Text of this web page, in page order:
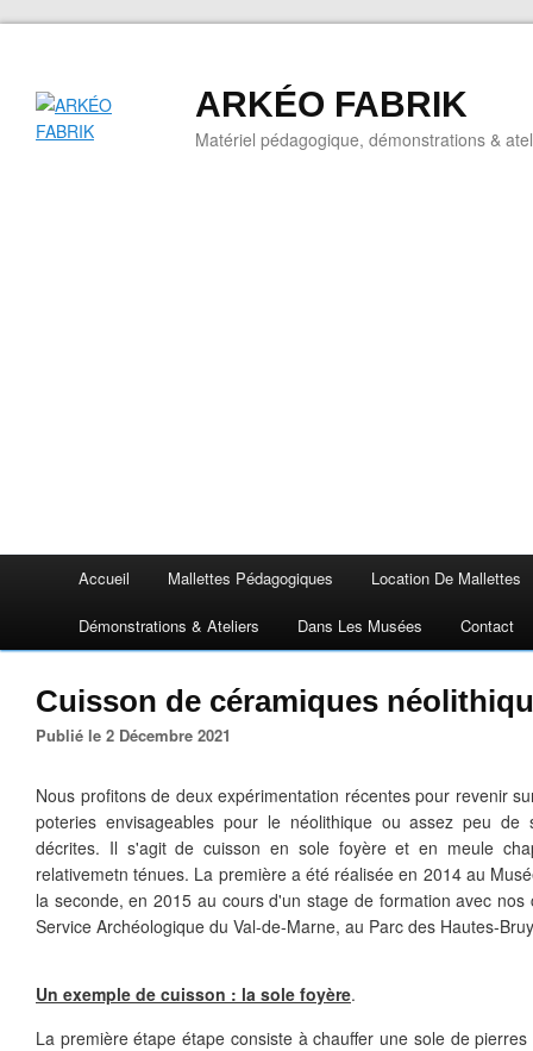
ARKÉO FABRIK
Matériel pédagogique, démonstrations &
Accueil Mallettes Pédagogiques Location De Mallettes
Démonstrations & Ateliers Dans Les Musées Contact
Cuisson de céramiques
Publié le 2 Décembre 2021
Nous profitons de deux expérimentation récentes pour revenir
poteries envisageables pour le néolithique ou assez peu de
décrites. Il s'agit de cuisson en sole foyère et en meule
relativemetn ténues. La première a été réalisée en 2014 au
la seconde, en 2015 au cours d'un stage de formation avec
Service Archéologique du Val-de-Marne, au Parc des Hautes-
Un exemple de cuisson : la sole foyère.
La première étape étape consiste à chauffer une sole de